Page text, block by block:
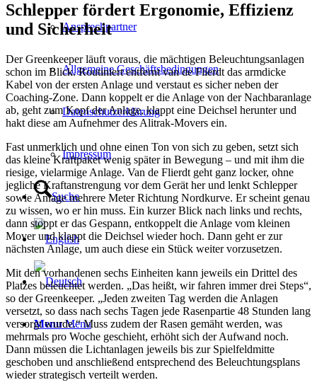
Ansprechpartner
Allgemeine Geschäftsbedingungen
Datenschutzerklärung
Impressum
Suche
Menu Menu
Schlepper fördert Ergonomie, Effizienz
und Sicherheit
Der Greenkeeper läuft voraus, die mächtigen Beleuchtungsanlagen
schon im Blick. Routiniert entfernt van de Flierdt das armdicke
Kabel von der ersten Anlage und verstaut es sicher neben der
Coaching-Zone. Dann koppelt er die Anlage von der Nachbaranlage
ab, geht zum Kopf der Anlage, klappt eine Deichsel herunter und
hakt diese am Aufnehmer des Alitrak-Movers ein.
Fast unmerklich und ohne einen Ton von sich zu geben, setzt sich
das kleine Kraftpaket wenig später in Bewegung – und mit ihm die
riesige, vielarmige Anlage. Van de Flierdt geht ganz locker, ohne
jegliche Kraftanstrengung vor dem Gerät her und lenkt Schlepper
sowie Anlage mehrere Meter Richtung Nordkurve. Er scheint genau
zu wissen, wo er hin muss. Ein kurzer Blick nach links und rechts,
dann stoppt er das Gespann, entkoppelt die Anlage vom kleinen
Mover und klappt die Deichsel wieder hoch. Dann geht er zur
nächsten Anlage, um auch diese ein Stück weiter vorzusetzen.
Mit den vorhandenen sechs Einheiten kann jeweils ein Drittel des
Platzes beleuchtet werden. „Das heißt, wir fahren immer drei Steps“,
so der Greenkeeper. „Jeden zweiten Tag werden die Anlagen
versetzt, so dass nach sechs Tagen jede Rasenpartie 48 Stunden lang
versorgt wurde.“ Muss zudem der Rasen gemäht werden, was
mehrmals pro Woche geschieht, erhöht sich der Aufwand noch.
Dann müssen die Lichtanlagen jeweils bis zur Spielfeldmitte
geschoben und anschließend entsprechend des Beleuchtungsplans
wieder strategisch verteilt werden.